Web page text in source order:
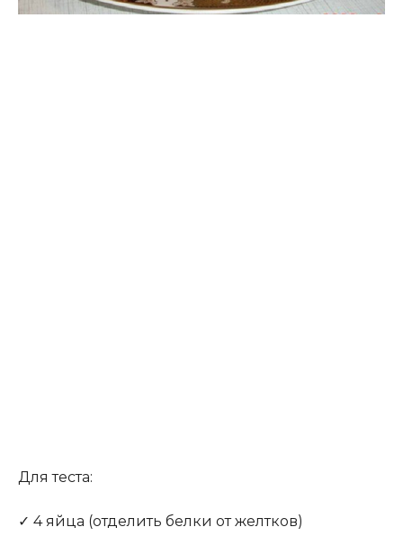
Для теста:
✓ 4 яйца (отделить белки от желтков)